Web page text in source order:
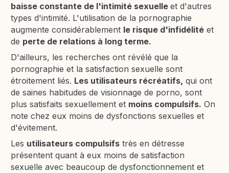
baisse constante de l'intimité sexuelleet d'autres
types d'intimité. L'utilisation de la pornographie
augmente considérablement le risque d'infidélité et
de perte de relations à long terme.
D'ailleurs, les recherches ont révélé que la
pornographie et la satisfaction sexuelle sont
étroitement liés. Les utilisateurs récréatifs, qui ont
de saines habitudes de visionnage de porno, sont
plus satisfaits sexuellement et moins compulsifs. On
note chez eux moins de dysfonctions sexuelles et
d'évitement.
Les utilisateurs compulsifs très en détresse
présentent quant à eux moins de satisfaction
sexuelle avec beaucoup de dysfonctionnement et